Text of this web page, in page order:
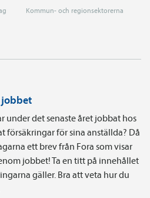
Kommun- och regionsektorerna
jobbet
under det senaste året jobbat hos
försäkringar för sina anställda? Då
ett brev från Fora som visar
jobbet! Ta en titt på innehållet
gäller. Bra att veta hur du